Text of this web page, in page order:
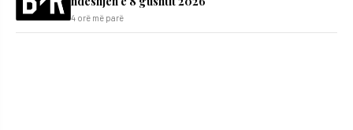
4 orë më parë